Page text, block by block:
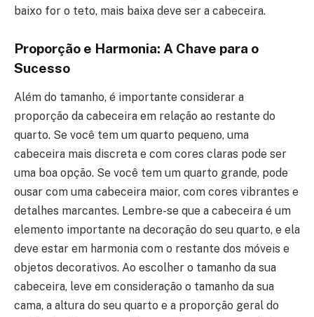
baixo for o teto, mais baixa deve ser a cabeceira.
Proporção e Harmonia: A Chave para o
Sucesso
Além do tamanho, é importante considerar a
proporção da cabeceira em relação ao restante do
quarto. Se você tem um quarto pequeno, uma
cabeceira mais discreta e com cores claras pode ser
uma boa opção. Se você tem um quarto grande, pode
ousar com uma cabeceira maior, com cores vibrantes e
detalhes marcantes. Lembre-se que a cabeceira é um
elemento importante na decoração do seu quarto, e ela
deve estar em harmonia com o restante dos móveis e
objetos decorativos. Ao escolher o tamanho da sua
cabeceira, leve em consideração o tamanho da sua
cama, a altura do seu quarto e a proporção geral do